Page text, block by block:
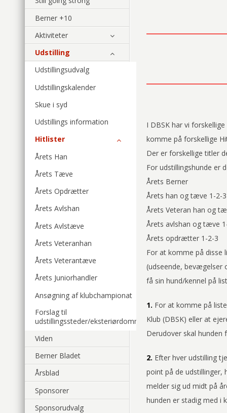
Berner +10
Aktiviteter
Udstilling
Udstillingsudvalg
Udstillingskalender
Skue i syd
Udstillings information
Hitlister
Årets Han
Årets Tæve
Årets Opdrætter
Årets Avlshan
Årets Avlstæve
Årets Veteranhan
Årets Veterantæve
Årets Juniorhandler
Ansøgning af klubchampionat
Forslag til
udstillingssteder/eksteriørdommer
Viden
Berner Bladet
Årsblad
Sponsorer
Sponsorudvalg
I DBSK har vi
komme på forskellige
Der er forskellige titler
For udstillingshunde er
Årets Berner
Årets han og tæve 1-2-3
Årets Veteran han og
Årets avlshan og tæve
Årets opdrætter 1-2-3
For at komme på disse
(udseende, bevægelser
få sin hund/kennel på
1. For at komme på
Klub (DBSK) eller at
Derudover skal
2. Efter hver udstilling
point på de udstillinger,
melder sig ud midt på
hunden er stadig med i